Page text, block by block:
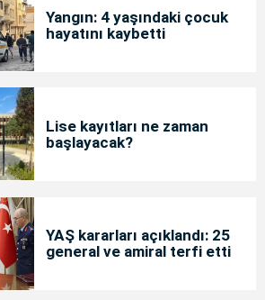
Yangın: 4 yaşındaki çocuk
hayatını kaybetti
Lise kayıtları ne zaman
başlayacak?
YAŞ kararları açıklandı: 25
general ve amiral terfi etti